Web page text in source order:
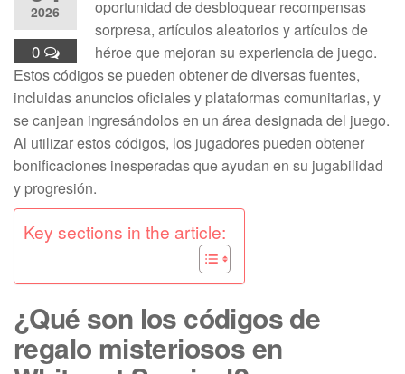
2026
0
oportunidad de desbloquear recompensas
sorpresa, artículos aleatorios y artículos de
héroe que mejoran su experiencia de juego.
Estos códigos se pueden obtener de diversas fuentes,
incluidas anuncios oficiales y plataformas comunitarias, y
se canjean ingresándolos en un área designada del juego.
Al utilizar estos códigos, los jugadores pueden obtener
bonificaciones inesperadas que ayudan en su jugabilidad
y progresión.
Key sections in the article:
¿Qué son los códigos de
regalo misteriosos en